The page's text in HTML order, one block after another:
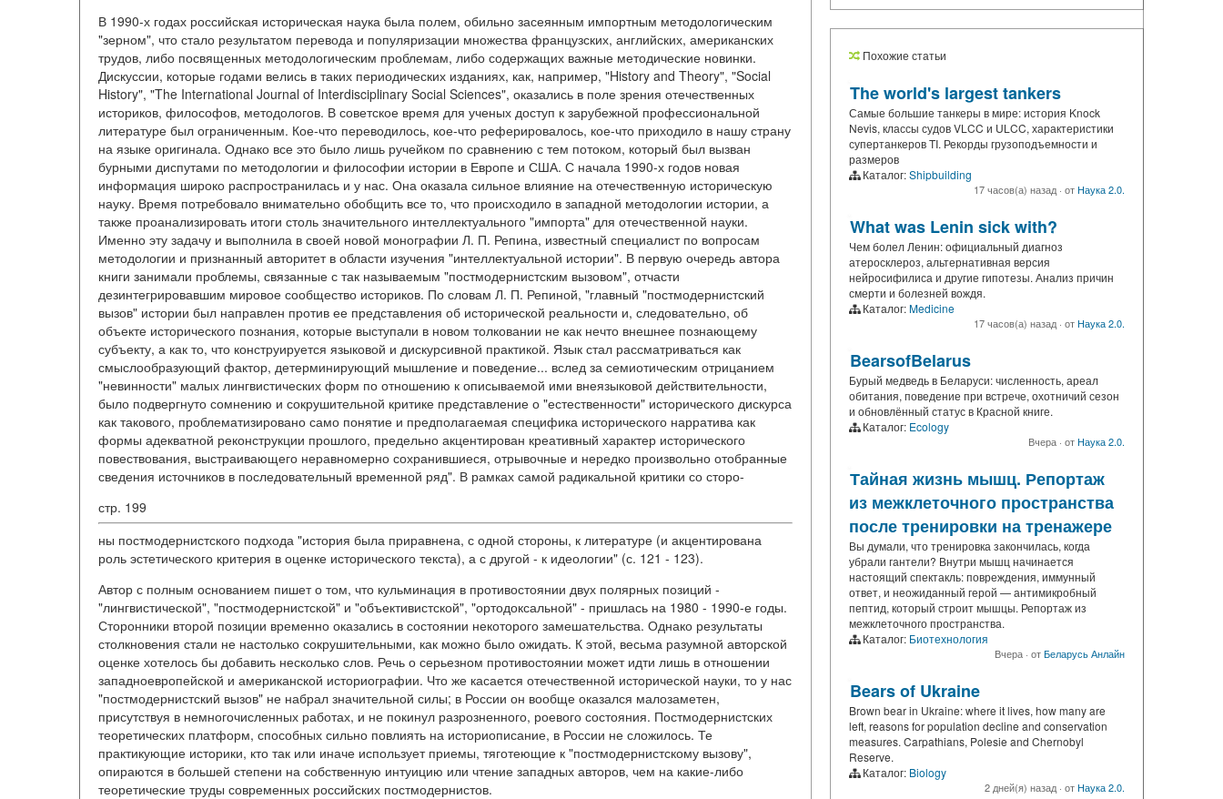
В 1990-х годах российская историческая наука была полем, обильно засеянным импортным методологическим
"зерном", что стало результатом перевода и популяризации множества французских, английских, американских
трудов, либо посвященных методологическим проблемам, либо содержащих важные методические новинки.
Дискуссии, которые годами велись в таких периодических изданиях, как, например, "History and Theory", "Social
History", "The International Journal of Interdisciplinary Social Sciences", оказались в поле зрения отечественных
историков, философов, методологов. В советское время для ученых доступ к зарубежной профессиональной
литературе был ограниченным. Кое-что переводилось, кое-что реферировалось, кое-что приходило в нашу страну
на языке оригинала. Однако все это было лишь ручейком по сравнению с тем потоком, который был вызван
бурными диспутами по методологии и философии истории в Европе и США. С начала 1990-х годов новая
информация широко распространилась и у нас. Она оказала сильное влияние на отечественную историческую
науку. Время потребовало внимательно обобщить все то, что происходило в западной методологии истории, а
также проанализировать итоги столь значительного интеллектуального "импорта" для отечественной науки.
Именно эту задачу и выполнила в своей новой монографии Л. П. Репина, известный специалист по вопросам
методологии и признанный авторитет в области изучения "интеллектуальной истории". В первую очередь автора
книги занимали проблемы, связанные с так называемым "постмодернистским вызовом", отчасти
дезинтегрировавшим мировое сообщество историков. По словам Л. П. Репиной, "главный "постмодернистский
вызов" истории был направлен против ее представления об исторической реальности и, следовательно, об
объекте исторического познания, которые выступали в новом толковании не как нечто внешнее познающему
субъекту, а как то, что конструируется языковой и дискурсивной практикой. Язык стал рассматриваться как
смыслообразующий фактор, детерминирующий мышление и поведение... вслед за семиотическим отрицанием
"невинности" малых лингвистических форм по отношению к описываемой ими внеязыковой действительности,
было подвергнуто сомнению и сокрушительной критике представление о "естественности" исторического дискурса
как такового, проблематизировано само понятие и предполагаемая специфика исторического нарратива как
формы адекватной реконструкции прошлого, предельно акцентирован креативный характер исторического
повествования, выстраивающего неравномерно сохранившиеся, отрывочные и нередко произвольно отобранные
сведения источников в последовательный временной ряд". В рамках самой радикальной критики со сторо-
стр. 199
ны постмодернистского подхода "история была приравнена, с одной стороны, к литературе (и акцентирована
роль эстетического критерия в оценке исторического текста), а с другой - к идеологии" (с. 121 - 123).
Автор с полным основанием пишет о том, что кульминация в противостоянии двух полярных позиций -
"лингвистической", "постмодернистской" и "объективистской", "ортодоксальной" - пришлась на 1980 - 1990-е годы.
Сторонники второй позиции временно оказались в состоянии некоторого замешательства. Однако результаты
столкновения стали не настолько сокрушительными, как можно было ожидать. К этой, весьма разумной авторской
оценке хотелось бы добавить несколько слов. Речь о серьезном противостоянии может идти лишь в отношении
западноевропейской и американской историографии. Что же касается отечественной исторической науки, то у нас
"постмодернистский вызов" не набрал значительной силы; в России он вообще оказался малозаметен,
присутствуя в немногочисленных работах, и не покинул разрозненного, роевого состояния. Постмодернистских
теоретических платформ, способных сильно повлиять на историописание, в России не сложилось. Те
практикующие историки, кто так или иначе использует приемы, тяготеющие к "постмодернистскому вызову",
опираются в большей степени на собственную интуицию или чтение западных авторов, чем на какие-либо
теоретические труды современных российских постмодернистов.
Похожие статьи
The world's largest tankers
Самые большие танкеры в мире: история Knock
Nevis, классы судов VLCC и ULCC, характеристики
супертанкеров TI. Рекорды грузоподъемности и
размеров
Каталог:Shipbuilding
17 часов(а) назад · отНаука 2.0.
What was Lenin sick with?
Чем болел Ленин: официальный диагноз
атеросклероз, альтернативная версия
нейросифилиса и другие гипотезы. Анализ причин
смерти и болезней вождя.
Каталог:Medicine
17 часов(а) назад · отНаука 2.0.
BearsofBelarus
Бурый медведь в Беларуси: численность, ареал
обитания, поведение при встрече, охотничий сезон
и обновлённый статус в Красной книге.
Каталог: Ecology
Вчера · отНаука 2.0.
Тайная жизнь мышц. Репортаж
из межклеточного пространства
после тренировки на тренажере
Вы думали, что тренировка закончилась, когда
убрали гантели? Внутри мышц начинается
настоящий спектакль: повреждения, иммунный
ответ, и неожиданный герой — антимикробный
пептид, который строит мышцы. Репортаж из
межклеточного пространства.
Каталог: Биотехнология
Вчера · отБеларусь Анлайн
Bears of Ukraine
Brown bear in Ukraine: where it lives, how many are
left, reasons for population decline and conservation
measures. Carpathians, Polesie and Chernobyl
Reserve.
Каталог: Biology
2 дней(я) назад · отНаука 2.0.